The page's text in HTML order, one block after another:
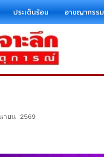
ประเด็นร้อน อาชญากรรม
ายน 2569